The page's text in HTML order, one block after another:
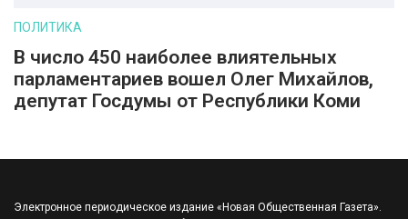
ПОЛИТИКА
В число 450 наиболее влиятельных
парламентариев вошел Олег Михайлов,
депутат Госдумы от Республики Коми
Электронное периодическое издание «Новая Общественная Газета».